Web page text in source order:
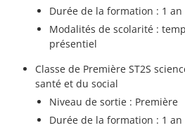
Durée de la formation : 1 an
Modalités de scolarité :
présentiel
Classe de Première ST2S
santé et du social
Niveau de sortie : Première
Durée de la formation : 1 an